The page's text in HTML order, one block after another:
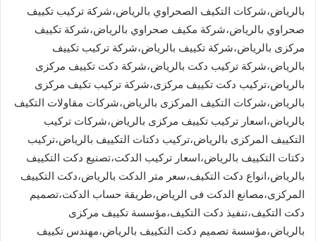
بالرياض،شركات التكيف الصحراوي بالرياض،شركة تركيب تكييف
صحراوي بالرياض،شركة مكيف صحراوي بالرياض،شركة تكييف
مركزى بالرياض،شركة تكييف بالرياض،شركة تركيب تكييف
بالرياض،شركة تركيب دكت بالرياض،شركة دكت تكييف مركزى
بالرياض،تركيب دكت تكييف مركزى،شركة تركيب تكيف مركزى
بالرياض،شركات التكيف المركزى بالرياض،شركات مقاولات التكيف
بالرياض،اسعار تركيب تكييف مركزى بالرياض،شركات تركيب
التكييف المركزى بالرياض،تركيب دكتات التكييف بالرياض،تركيب
دكتات التكييف بالرياض،اسعار تركيب الدكت،تصنيع دكت التكييف
بالرياض،انواع دكت التكيف،سعر متر الدكت بالرياض،دكت التكييف
المركزى،مصانع الدكت فى الرياض،طريقة حساب الدكت،تصميم
دكت التكيف،تنفيذ دكت التكيف،مؤسسة تكييف مركزى
بالرياض،مؤسسة تصميم دكت التكييف بالرياض،مهندس تكييف